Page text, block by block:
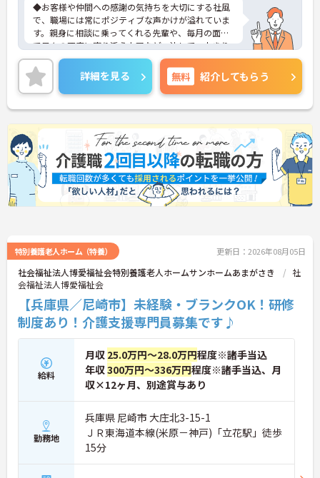
◆お客様や仲間への感謝の気持ちを大切にする社風
で、職場には常にポジティブな声かけが溢れていま
す。親身に相談に乗ってくれる先輩や、毎月の面談
で日々の不安に寄り添う上司など、決して一人きり
にさせないフォロー体制が万全。心理的安全性が高
く、中途入社でも自然と馴染める職場です。
◆無資格からでもプロフェッショナルを目指せる
「資格取得支援制度」を完備しています。初任者研
修から国家資格である介護福祉士まで、現場での実
務経験を積みながら、会社からのバックアップを受
けて資格取得に挑戦できます。
◆法人独自の介護技術認定制度「ケアマイスター」
により、身につけたスキルを5段階でしっかり評価
し手当で還元。さらに「目標管理シート」を用いた
月1回の上司との面談があり、一人ひとりの不安や
目標に寄り添う手厚いフォロー体制が整っていま
詳細を見る 無料 紹介してもらう
特別養護老人ホーム（特養） 更新日：2026年08月05日
社会福祉法人博愛福祉会特別養護老人ホームサンホームあまがさき
社
会福祉法人博愛福祉会
【兵庫県／尼崎市】未経験・ブランクOK！研修
制度あり！介護支援専門員募集です♪
給料
月収 25.0万円～28.0万円程度※諸手当込
年収300万円～336万円程度※諸手当込、月
収×12ヶ月、別途賞与あり
勤務地
兵庫県 尼崎市 大庄北3-15-1
ＪＲ東海道本線(米原－神戸)「立花駅」徒歩
15分